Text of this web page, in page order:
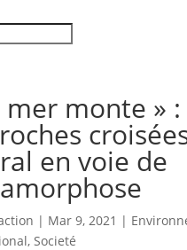
mer monte » :
en voie de
| Mar 9, 2021 |
, Societé